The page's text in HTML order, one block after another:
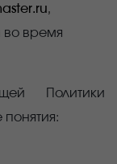
,
во время
Политики